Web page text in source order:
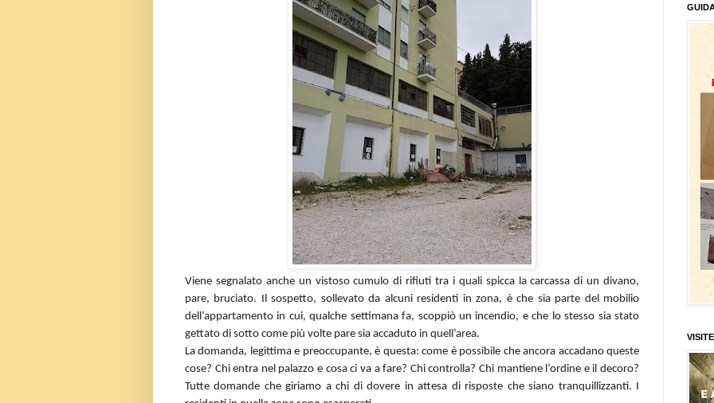
Viene segnalato anche un vistoso cumulo di rifiuti tra i quali spicca la carcassa di un divano,
pare, bruciato. Il sospetto, sollevato da alcuni residenti in zona, è che sia parte del mobilio
dell’appartamento in cui, qualche settimana fa, scoppiò un incendio, e che lo stesso sia stato
gettato di sotto come più volte pare sia accaduto in quell’area.
La domanda, legittima e preoccupante, è questa: come è possibile che ancora accadano queste
cose? Chi entra nel palazzo e cosa ci va a fare? Chi controlla? Chi mantiene l’ordine e il decoro?
Tutte domande che giriamo a chi di dovere in attesa di risposte che siano tranquillizzanti. I
VISITE